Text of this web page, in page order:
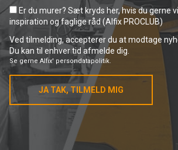
Er du murer? Sæt kryds her, hvis du gerne
inspiration og faglige råd (Alfix PROCLUB)
Ved tilmelding, accepterer du at modtage
Du kan til enhver tid afmelde dig.
Se gerneAlfix' persondatapolitik.
JA TAK, TILMELD MIG